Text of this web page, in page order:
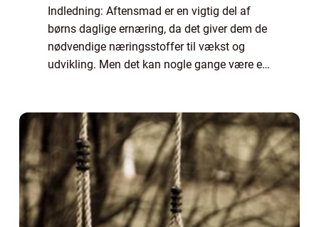
Indledning: Aftensmad er en vigtig del af
børns daglige ernæring, da det giver dem de
nødvendige næringsstoffer til vækst og
udvikling. Men det kan nogle gange være en